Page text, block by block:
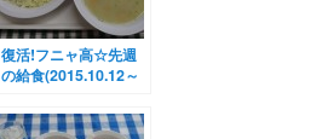
復活!フニャ高☆先週
の給食(2015.10.12～